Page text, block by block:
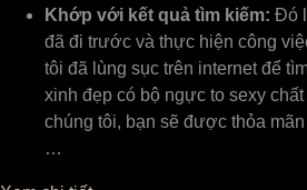
Khớp với kết quả tìm kiếm: Đó
đã đi trước và thực hiện công
tôi đã lùng sục trên internet để
xinh đẹp có bộ ngực to sexy
chúng tôi, bạn sẽ được thỏa
…